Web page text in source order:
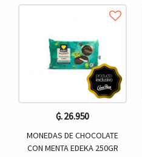
₲. 26.950
MONEDAS DE CHOCOLATE
CON MENTA EDEKA 250GR